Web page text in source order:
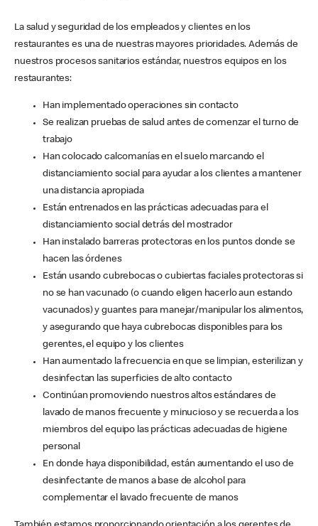
La salud y seguridad de los empleados y clientes en los
restaurantes es una de nuestras mayores prioridades. Además de
nuestros procesos sanitarios estándar, nuestros equipos en los
restaurantes:
Han implementado operaciones sin contacto
Se realizan pruebas de salud antes de comenzar el turno de
trabajo
Han colocado calcomanías en el suelo marcando el
distanciamiento social para ayudar a los clientes a mantener
una distancia apropiada
Están entrenados en las prácticas adecuadas para el
distanciamiento social detrás del mostrador
Han instalado barreras protectoras en los puntos donde se
hacen las órdenes
Están usando cubrebocas o cubiertas faciales protectoras si
no se han vacunado (o cuando eligen hacerlo aun estando
vacunados) y guantes para manejar/manipular los alimentos,
y asegurando que haya cubrebocas disponibles para los
gerentes, el equipo y los clientes
Han aumentado la frecuencia en que se limpian, esterilizan y
desinfectan las superficies de alto contacto
Continúan promoviendo nuestros altos estándares de
lavado de manos frecuente y minucioso y se recuerda a los
miembros del equipo las prácticas adecuadas de higiene
personal
En donde haya disponibilidad, están aumentando el uso de
desinfectante de manos a base de alcohol para
complementar el lavado frecuente de manos